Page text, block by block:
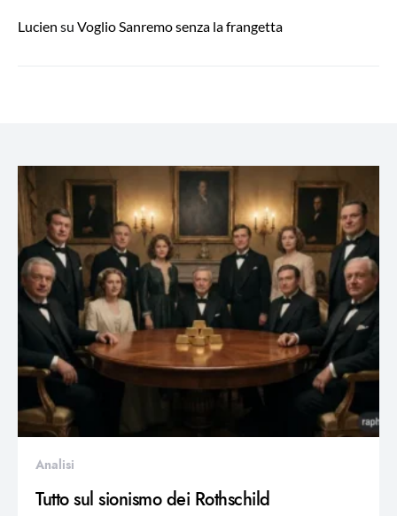
Lucien su Voglio Sanremo senza la frangetta
Analisi
Tutto sul sionismo dei Rothschild